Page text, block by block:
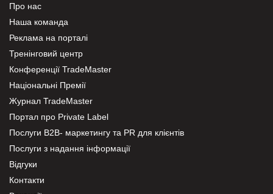
Про нас
Наша команда
Реклама на порталі
Тренінговий центр
Конференції TradeMaster
Національні Премії
Журнал TradeMaster
Портал про Private Label
Послуги В2В- маркетингу та PR для клієнтів
Послуги з надання інформації
Відгуки
Контакти